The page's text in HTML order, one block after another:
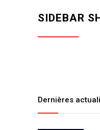
SIDEBAR
Dernières